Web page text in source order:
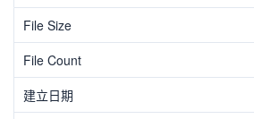
File Size
File Count
建立日期